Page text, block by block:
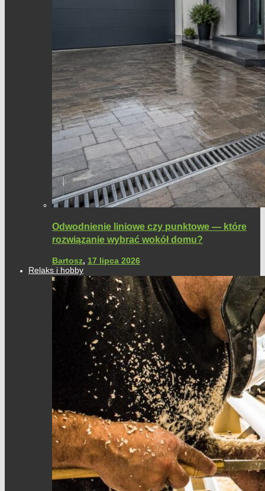
Odwodnienie liniowe czy punktowe — które
rozwiązanie wybrać wokół domu?
Bartosz, 17 lipca 2026
Relaks i hobby